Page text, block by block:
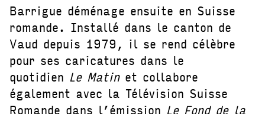
Barrigue déménage ensuite en Suisse
romande. Installé dans le canton de
Vaud depuis 1979, il se rend célèbre
pour ses caricatures dans le
quotidien Le Matinet collabore
également avec la Télévision Suisse
Romande dans l’émission Le Fond de la